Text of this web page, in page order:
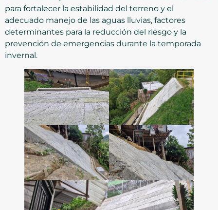
para fortalecer la estabilidad del terreno y el
adecuado manejo de las aguas lluvias, factores
determinantes para la reducción del riesgo y la
prevención de emergencias durante la temporada
invernal.